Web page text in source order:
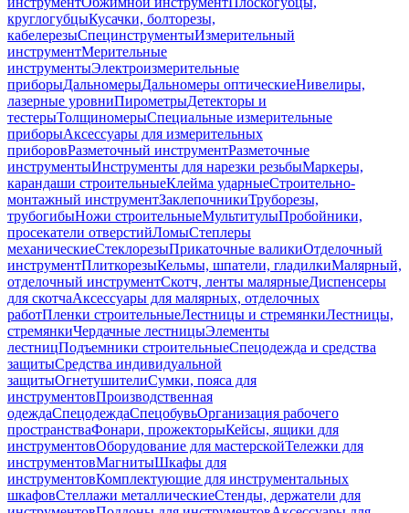
круглогубцыКусачки, болторезы,
кабелерезыСпецинструментыИзмерительный
инструментМерительные
инструментыЭлектроизмерительные
приборыДальномерыДальномеры оптическиеНивелиры,
лазерные уровниПирометрыДетекторы и
тестерыТолщиномерыСпециальные измерительные
приборыАксессуары для измерительных
приборовРазметочный инструментРазметочные
инструментыИнструменты для нарезки резьбыМаркеры,
карандаши строительныеКлейма ударныеСтроительно-
монтажный инструментЗаклепочникиТруборезы,
трубогибыНожи строительныеМультитулыПробойники,
просекатели отверстийЛомыСтеплеры
механическиеСтеклорезыПрикаточные валикиОтделочный
инструментПлиткорезыКельмы, шпатели, гладилкиМалярный,
отделочный инструментСкотч, ленты малярныеДиспенсеры
для скотчаАксессуары для малярных, отделочных
работПленки строительныеЛестницы и стремянкиЛестницы,
стремянкиЧердачные лестницыЭлементы
лестницПодъемники строительныеСпецодежда и средства
защитыСредства индивидуальной
защитыОгнетушителиСумки, пояса для
инструментовПроизводственная
одеждаСпецодеждаСпецобувьОрганизация рабочего
пространстваФонари, прожекторыКейсы, ящики для
инструментовОборудование для мастерскойТележки для
инструментовМагнитыШкафы для
инструментовКомплектующие для инструментальных
шкафовСтеллажи металлическиеСтенды, держатели для